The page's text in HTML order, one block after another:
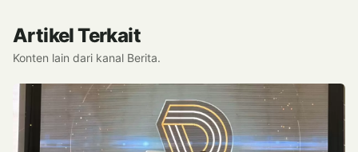
Artikel Terkait
Konten lain dari kanal Berita.